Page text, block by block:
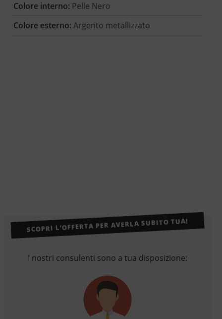
Colore interno: Pelle Nero
Colore esterno: Argento metallizzato
SCOPRI L’OFFERTA PER AVERLA SUBITO TUA!
I nostri consulenti sono a tua disposizione: